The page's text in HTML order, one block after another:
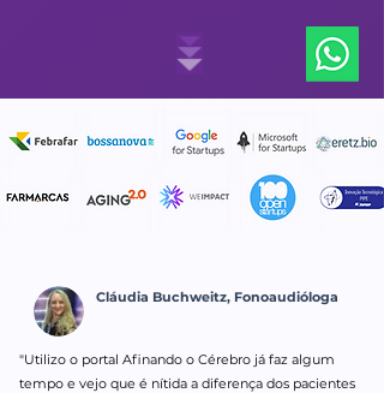
Cláudia Buchweitz, Fonoaudióloga
"Utilizo o portal Afinando o Cérebro já faz algum
tempo e vejo que é nítida a diferença dos pacientes